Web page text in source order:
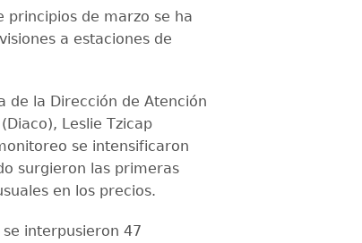
principios de marzo se ha
a estaciones de
de la Dirección de Atención
Leslie Tzicap
se intensificaron
surgieron las primeras
en los precios.
interpusieron 47